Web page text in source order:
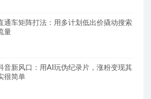
通车矩阵打法：用多计划低出价撬动搜索
量
音新风口：用AI玩伪纪录片，涨粉变现其
很简单